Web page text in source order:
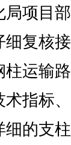
项目
细复核
柱运输
术指标
细的支